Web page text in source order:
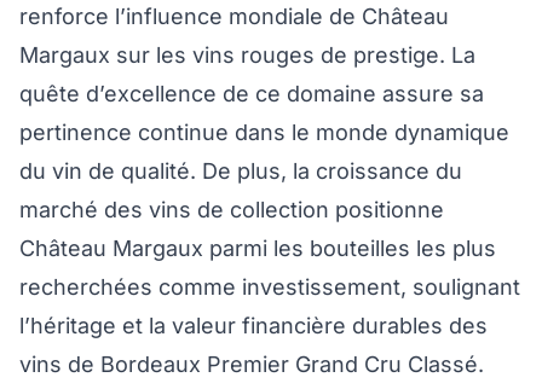
renforce l’influence mondiale de Château
Margaux sur les vins rouges de prestige. La
quête d’excellence de ce domaine assure sa
pertinence continue dans le monde dynamique
du vin de qualité. De plus, la croissance du
marché des vins de collection positionne
Château Margaux parmi les bouteilles les plus
recherchées comme investissement, soulignant
l’héritage et la valeur financière durables des
vins de Bordeaux Premier Grand Cru Classé.